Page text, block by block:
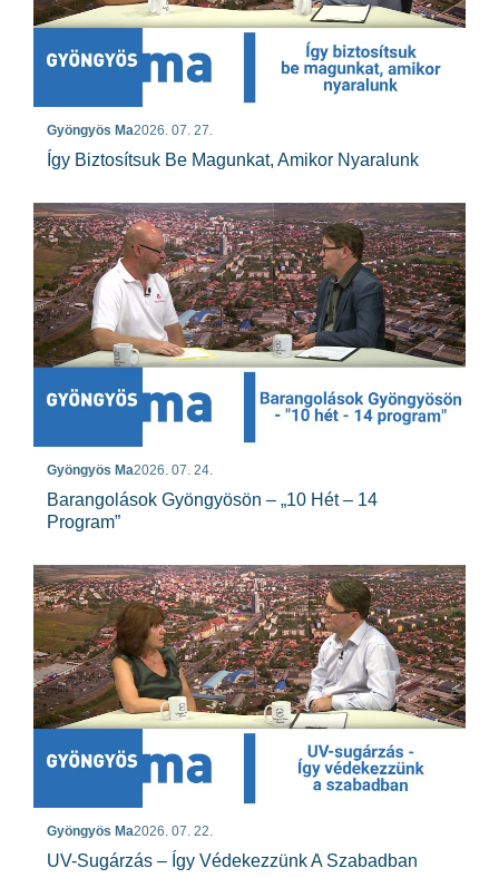
Gyöngyös Ma2026. 07. 27.
Így Biztosítsuk Be Magunkat, Amikor Nyaralunk
Gyöngyös Ma2026. 07. 24.
Barangolások Gyöngyösön – „10 Hét – 14
Program”
Gyöngyös Ma2026. 07. 22.
UV-Sugárzás – Így Védekezzünk A Szabadban